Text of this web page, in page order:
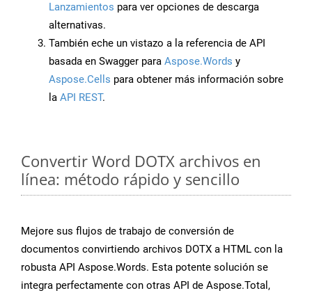
Lanzamientos para ver opciones de descarga
alternativas.
También eche un vistazo a la referencia de API
basada en Swagger para Aspose.Words y
Aspose.Cells para obtener más información sobre
la API REST.
Convertir Word DOTX archivos en
línea: método rápido y sencillo
Mejore sus flujos de trabajo de conversión de
documentos convirtiendo archivos DOTX a HTML con la
robusta API Aspose.Words. Esta potente solución se
integra perfectamente con otras API de Aspose.Total,